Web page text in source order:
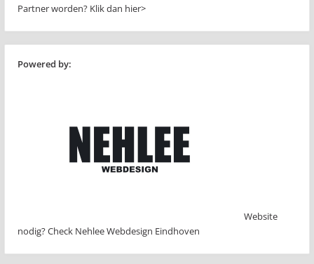
Partner worden? Klik dan hier>
Powered by:
Website
nodig? Check Nehlee Webdesign Eindhoven